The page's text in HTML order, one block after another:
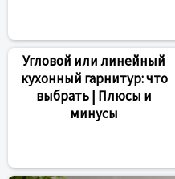
Угловой или линейный
кухонный гарнитур: что
выбрать | Плюсы и
минусы